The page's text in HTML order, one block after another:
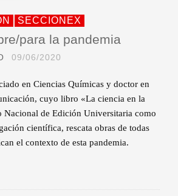
SECCIONEX
para la pandemia
09/06/2020
en Ciencias Químicas y doctor en
cuyo libro «La ciencia en la
Nacional de Edición Universitaria como
científica, rescata obras de todas
el contexto de esta pandemia.